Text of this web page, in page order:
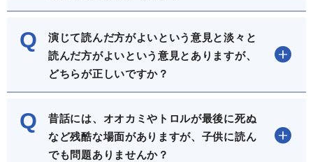
Q
演じて読んだ方がよいという意見と淡々と
読んだ方がよいという意見とありますが、
どちらが正しいですか？
Q
昔話には、オオカミやトロルが最後に死ぬ
など残酷な場面がありますが、子供に読ん
でも問題ありませんか？